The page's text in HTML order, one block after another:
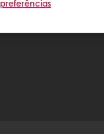
preferências